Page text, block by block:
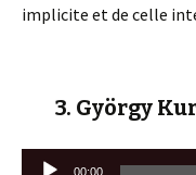
implicite et de celle
3. György
Lecteur 00:00